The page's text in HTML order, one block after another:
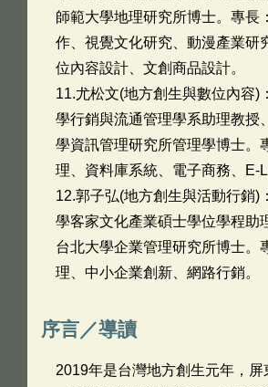
師範大學地理研究所博士。專長
作、視覺文化研究、動漫產業研
位內容設計、文創商品設計。
11.尤松文(地方創生與數位內容)
學行銷與流通管理學系助理教授
學資訊管理研究所管理學博士。
理、資料庫系統、電子商務、E-
12.郭子弘(地方創生與活動行銷)
學客家文化產業碩士學位學程助
台北大學企業管理研究所博士。
理、中小企業創新、網路行銷。
序言／導讀
2019年是台灣地方創生元年，屏